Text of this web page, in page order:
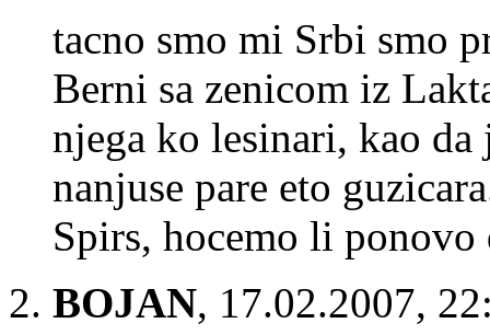
tacno smo mi Srbi smo
Berni sa zenicom iz
njega ko lesinari, kao
nanjuse pare eto
Spirs, hocemo li
BOJAN, 17.02.2007,